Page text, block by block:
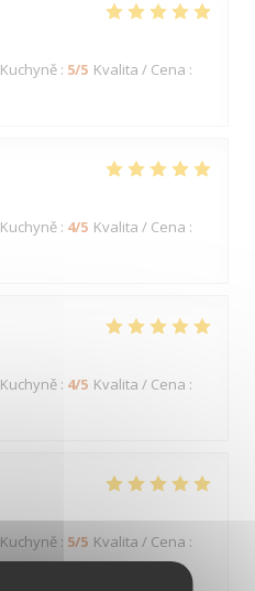
Kuchyně : 5/5 Kvalita / Cena :
Kuchyně : 4/5 Kvalita / Cena :
Kuchyně : 4/5 Kvalita / Cena :
Kuchyně : 5/5 Kvalita / Cena :